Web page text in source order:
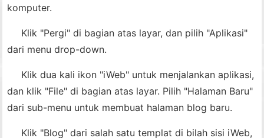
komputer.
Klik "Pergi" di bagian atas layar, dan pilih "Aplikasi"
dari menu drop-down.
Klik dua kali ikon "iWeb" untuk menjalankan aplikasi,
dan klik "File" di bagian atas layar. Pilih "Halaman Baru"
dari sub-menu untuk membuat halaman blog baru.
Klik "Blog" dari salah satu templat di bilah sisi iWeb,